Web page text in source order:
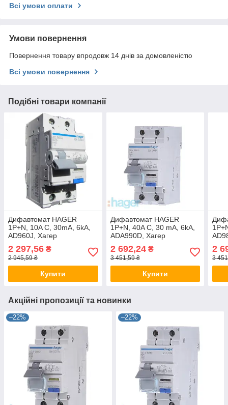
Всі умови оплати
Умови повернення
Повернення товару впродовж 14 днів за домовленістю
Всі умови повернення
Подібні товари компанії
Дифавтомат HAGER
1P+N, 10A С, 30mA, 6kA,
AD960J, Хагер
автоматичний вимикач,
АВДТ
2 297,56 ₴
2 945,59 ₴
Купити
Дифавтомат HAGER
1P+N, 40A С, 30 mA, 6kA,
ADA990D, Хагер
автоматичний вимикач,
АВДТ
2 692,24₴
3 451,59 ₴
Купити
2
3
Акційні пропозиції та новинки
–22% –22%